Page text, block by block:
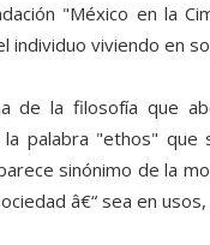
"México en la
individuo viviendo en
de la filosofía que
palabra "ethos" que
sinónimo de la
â€“ sea en